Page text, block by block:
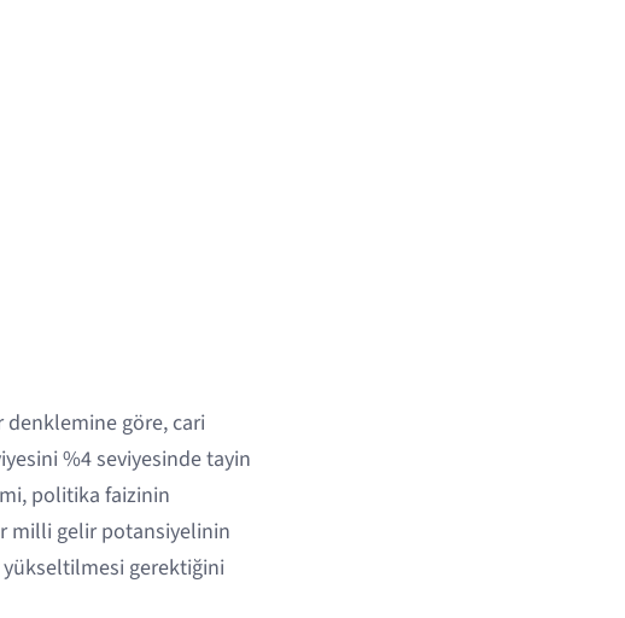
denklemine göre, cari
%4 seviyesinde tayin
politika faizinin
milli gelir potansiyelinin
yükseltilmesi gerektiğini